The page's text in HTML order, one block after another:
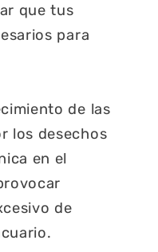
que tus
para
de las
los desechos
en el
de